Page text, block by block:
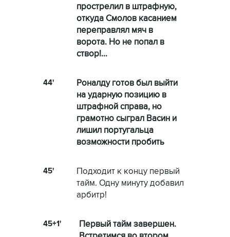
прострелил в штрафную,
откуда Смолов касанием
переправлял мяч в
ворота. Но не попал в
створ!...
44'
Роналду готов был выйти
на ударную позицию в
штрафной справа, но
грамотно сыграл Васин и
лишил португальца
возможности пробить
45'
Подходит к концу первый
тайм. Одну минуту добавил
арбитр!
45+1'
Первый тайм завершен.